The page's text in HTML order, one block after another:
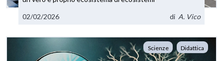
02/02/2026 di A. Vico
Scienze Didattica